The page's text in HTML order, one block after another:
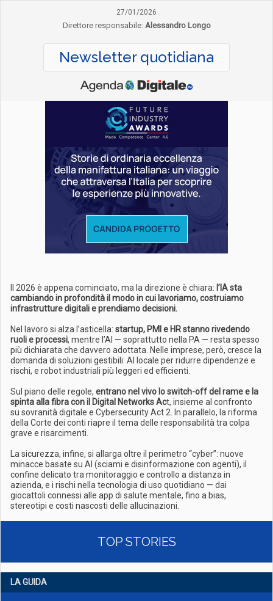
27/01/2026
Direttore responsabile: Alessandro Longo
Newsletter quotidiana
Il 2026 è appena cominciato, ma la direzione è chiara: l’IA sta
cambiando in profondità il modo in cui lavoriamo, costruiamo
infrastrutture digitali e prendiamo decisioni.
Nel lavoro si alza l’asticella: startup, PMI e HR stanno rivedendo
ruoli e processi, mentre l’AI — soprattutto nella PA — resta spesso
più dichiarata che davvero adottata. Nelle imprese, però, cresce la
domanda di soluzioni gestibili: AI locale per ridurre dipendenze e
rischi, e robot industriali più leggeri ed efficienti.
Sul piano delle regole, entrano nel vivo lo switch-off del rame e la
spinta alla fibra con il Digital Networks Act, insieme al confronto
su sovranità digitale e Cybersecurity Act 2. In parallelo, la riforma
della Corte dei conti riapre il tema delle responsabilità tra colpa
grave e risarcimenti.
La sicurezza, infine, si allarga oltre il perimetro “cyber”: nuove
minacce basate su AI (sciami e disinformazione con agenti), il
confine delicato tra monitoraggio e controllo a distanza in
azienda, e i rischi nella tecnologia di uso quotidiano — dai
giocattoli connessi alle app di salute mentale, fino a bias,
stereotipi e costi nascosti delle allucinazioni.
TOP STORIES
LA GUIDA